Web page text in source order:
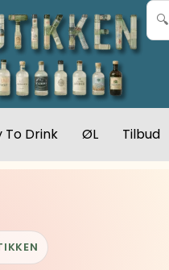
🔍
To Drink ØL Tilbud